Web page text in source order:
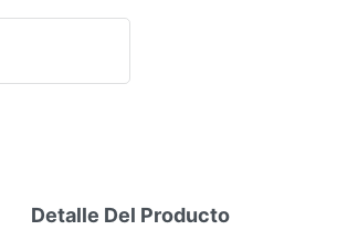
Detalle Del Producto